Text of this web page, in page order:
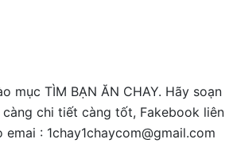
mục TÌM BẠN ĂN CHAY. Hãy soạn
càng chi tiết càng tốt, Fakebook liên
: 1chay1chaycom@gmail.com